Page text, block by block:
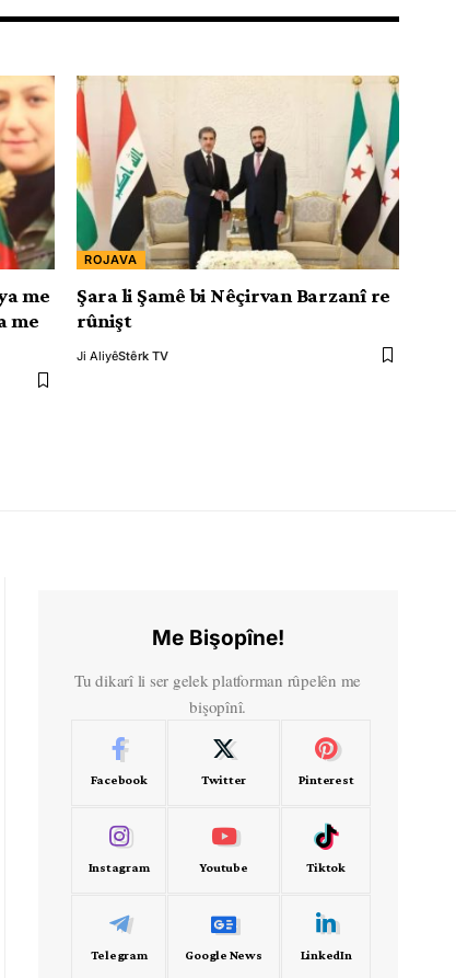
me
me
ROJAVA
Şara li Şamê bi Nêçirvan Barzanî re
rûnişt
Ji AliyêStêrk TV
Me Bişopîne!
Tu dikarî li ser gelek platforman rûpelên me
bişopînî.
Facebook Twitter Pinterest
Instagram Youtube Tiktok
Telegram Google News LinkedIn